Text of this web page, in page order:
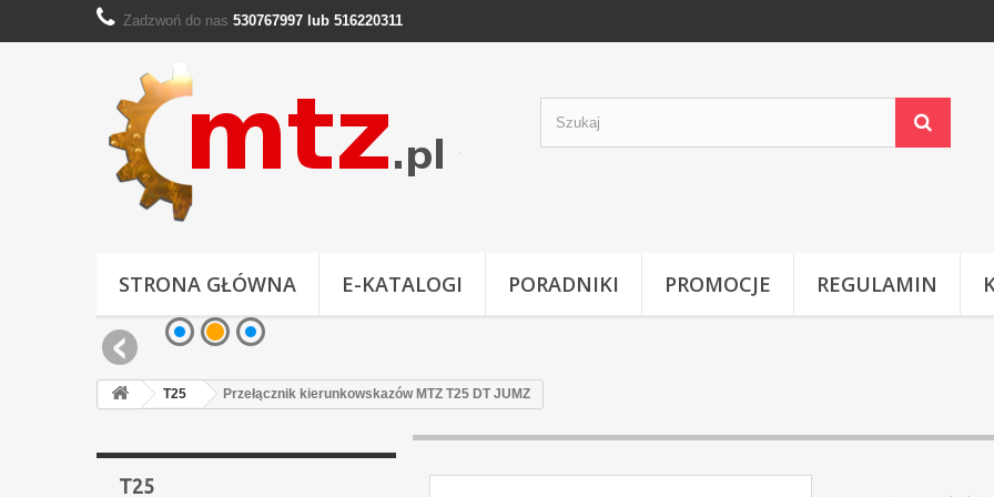
Zadzwoń do nas 530767997 lub 516220311
STRONA GŁÓWNA E-KATALOGI PORADNIKI PROMOCJE REGULAMIN
T25 Przełącznik kierunkowskazów MTZ T25 DT JUMZ
T25